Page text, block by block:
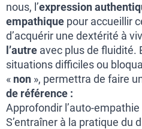
nous, l’expression
empathique pour accueillir
d’acquérir une dextérité à
l’autre avec plus de fluidité.
situations difficiles ou
« non », permettra de faire
de référence :
Approfondir l’auto-empathie
S’entraîner à la pratique du